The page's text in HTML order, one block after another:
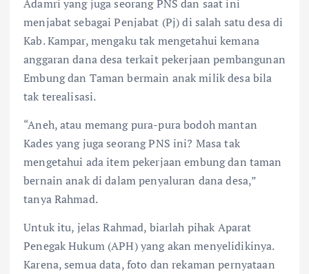
Adamri yang juga seorang PNS dan saat ini
menjabat sebagai Penjabat (Pj) di salah satu desa di
Kab. Kampar, mengaku tak mengetahui kemana
anggaran dana desa terkait pekerjaan pembangunan
Embung dan Taman bermain anak milik desa bila
tak terealisasi.
“Aneh, atau memang pura-pura bodoh mantan
Kades yang juga seorang PNS ini? Masa tak
mengetahui ada item pekerjaan embung dan taman
bernain anak di dalam penyaluran dana desa,”
tanya Rahmad.
Untuk itu, jelas Rahmad, biarlah pihak Aparat
Penegak Hukum (APH) yang akan menyelidikinya.
Karena, semua data, foto dan rekaman pernyataan